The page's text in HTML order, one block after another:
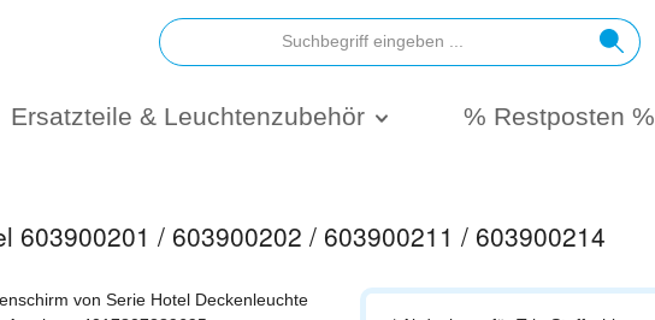
Ersatzteile & Leuchtenzubehör % Restposten %
603900201 / 603900202 / 603900211 / 603900214